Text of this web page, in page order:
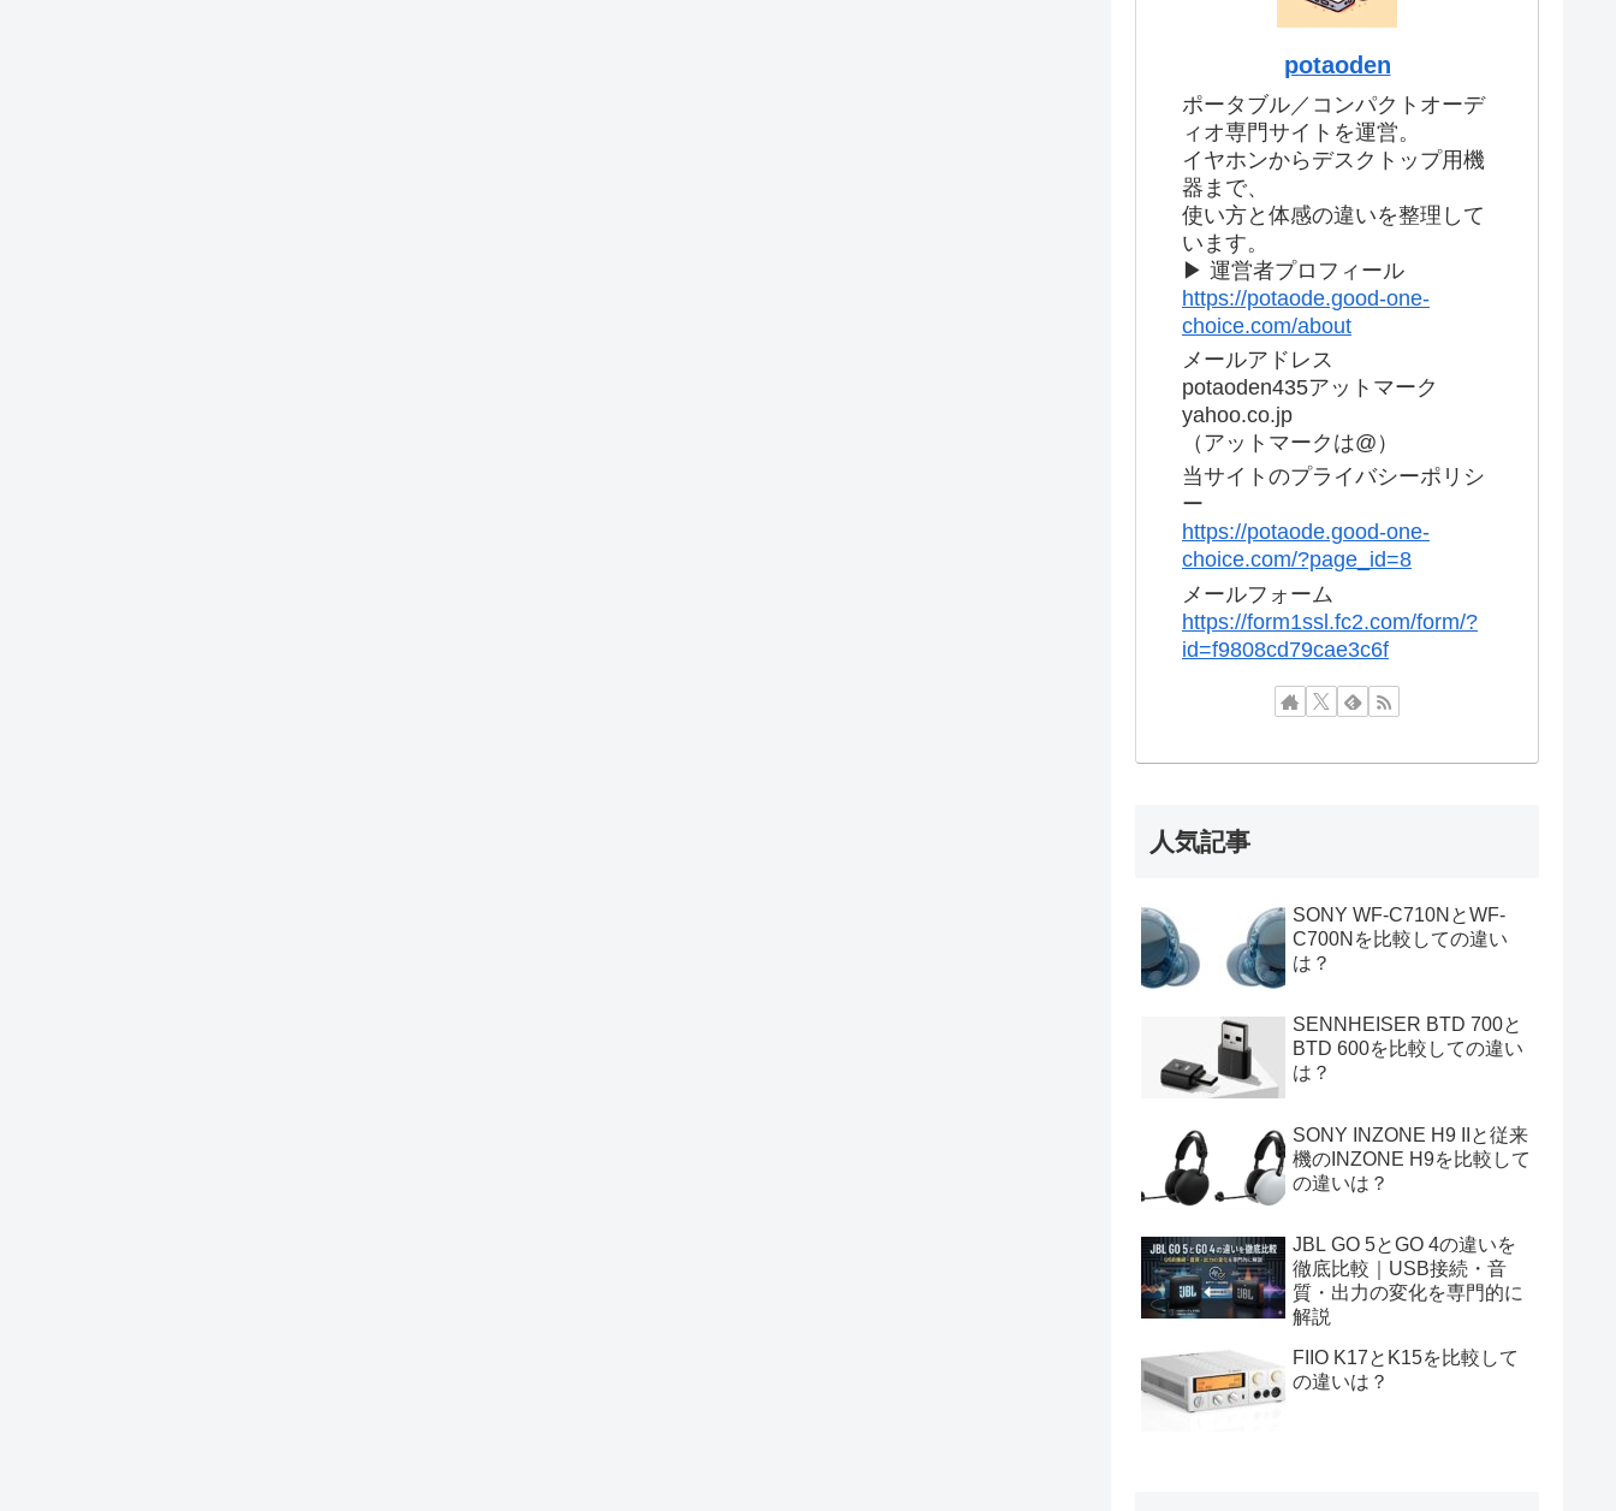
potaoden
ポータブル／コンパクトオーデ
ィオ専門サイトを運営。
イヤホンからデスクトップ用機
器まで、
使い方と体感の違いを整理して
います。
▶ 運営者プロフィール
https://potaode.good-one-
choice.com/about
メールアドレス
potaoden435アットマーク
yahoo.co.jp
（アットマークは@）
当サイトのプライバシーポリシ
ー
https://potaode.good-one-
choice.com/?page_id=8
メールフォーム
https://form1ssl.fc2.com/form/?
id=f9808cd79cae3c6f
人気記事
SONY WF-C710NとWF-
C700Nを比較しての違い
は？
SENNHEISER BTD 700と
BTD 600を比較しての違い
は？
SONY INZONE H9 IIと従来
機のINZONE H9を比較して
の違いは？
JBL GO 5とGO 4の違いを
徹底比較｜USB接続・音
質・出力の変化を専門的に
解説
FIIO K17とK15を比較して
の違いは？